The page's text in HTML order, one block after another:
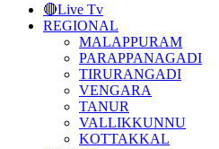
🔴Live Tv
REGIONAL
MALAPPURAM
PARAPPANAGADI
TIRURANGADI
VENGARA
TANUR
VALLIKKUNNU
KOTTAKKAL